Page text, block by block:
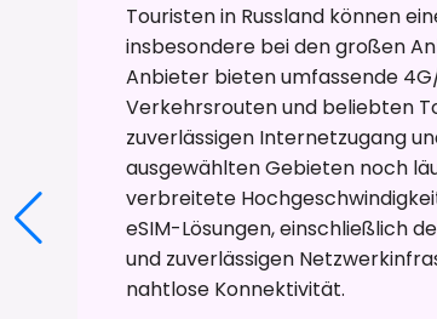
Touristen in Russland können
insbesondere bei den großen
Anbieter bieten umfassende
Verkehrsrouten und beliebten
zuverlässigen Internetzugang
ausgewählten Gebieten noch
verbreitete
eSIM-Lösungen, einschließlich
und zuverlässigen
nahtlose Konnektivität.